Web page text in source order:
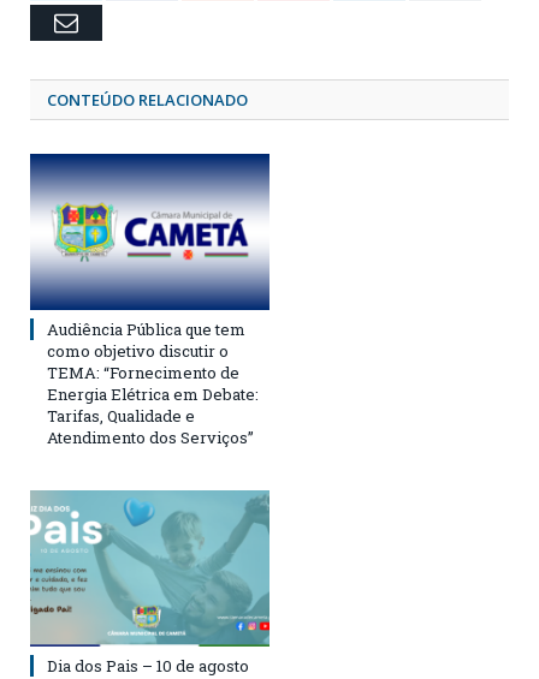
Email
CONTEÚDO RELACIONADO
Audiência Pública que tem
como objetivo discutir o
TEMA: “Fornecimento de
Energia Elétrica em Debate:
Tarifas, Qualidade e
Atendimento dos Serviços”
Dia dos Pais – 10 de agosto